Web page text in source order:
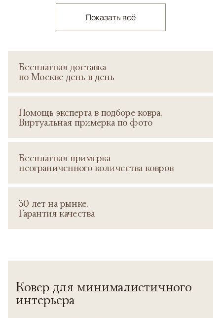
Показать всё
Бесплатная доставка
по Москве день в день
Помощь эксперта в подборе ковра.
Виртуальная примерка по фото
Бесплатная примерка
неограниченного количества ковров
30 лет на рынке.
Гарантия качества
Ковер для минималистичного
интерьера